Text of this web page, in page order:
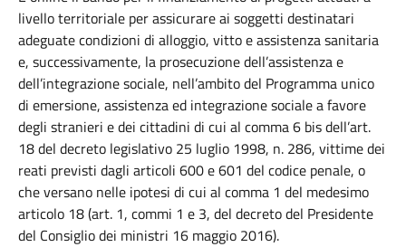
livello territoriale per assicurare ai soggetti destinatari
adeguate condizioni di alloggio, vitto e assistenza sanitaria
e, successivamente, la prosecuzione dell’assistenza e
dell’integrazione sociale, nell’ambito del Programma unico
di emersione, assistenza ed integrazione sociale a favore
degli stranieri e dei cittadini di cui al comma 6 bis dell’art.
18 del decreto legislativo 25 luglio 1998, n. 286, vittime dei
reati previsti dagli articoli 600 e 601 del codice penale, o
che versano nelle ipotesi di cui al comma 1 del medesimo
articolo 18 (art. 1, commi 1 e 3, del decreto del Presidente
del Consiglio dei ministri 16 maggio 2016).